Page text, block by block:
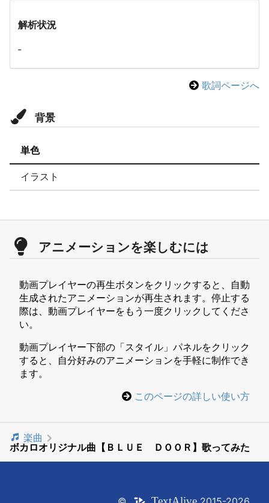
解析状況
-
歌詞ページへ
背景
単色
イラスト
アニメーションを楽しむには
動画プレイヤーの再生ボタンをクリックすると、自動
生成されたアニメーションが再生されます。停止する
際は、動画プレイヤーをもう一度クリックしてくださ
い。
動画プレイヤー下部の「スタイル」パネルをクリック
すると、自分好みのアニメーションを手軽に制作でき
ます。
このページの詳しい使い方
楽曲
ボカロオリジナル曲【ＢＬＵＥ ＤＯＯＲ】歌ってみた